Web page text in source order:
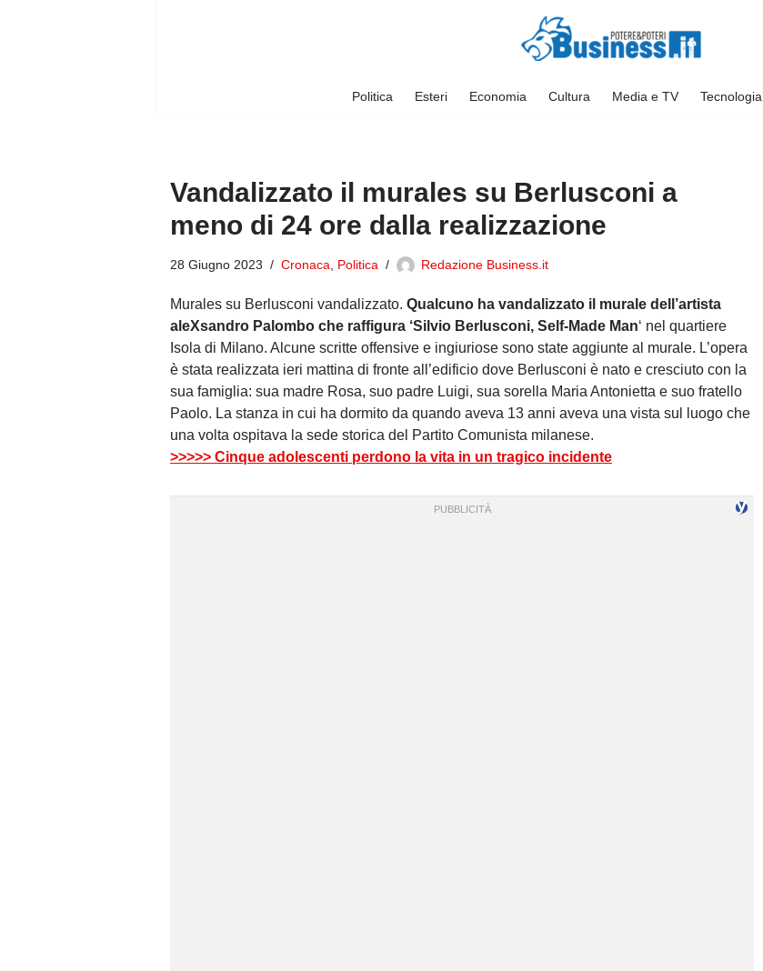
Politica Esteri Economia Cultura Media e TV Tecnologia
Vandalizzato il murales su Berlusconi a
meno di 24 ore dalla realizzazione
28 Giugno 2023 Cronaca Politica Redazione Business.it
Murales su Berlusconi vandalizzato. Qualcuno ha vandalizzato il murale dell’artista
aleXsandro Palombo che raffigura ‘Silvio Berlusconi, Self-Made Man‘ nel quartiere
Isola di Milano. Alcune scritte offensive e ingiuriose sono state aggiunte al murale. L’opera
è stata realizzata ieri mattina di fronte all’edificio dove Berlusconi è nato e cresciuto con la
sua famiglia: sua madre Rosa, suo padre Luigi, sua sorella Maria Antonietta e suo fratello
Paolo. La stanza in cui ha dormito da quando aveva 13 anni aveva una vista sul luogo che
una volta ospitava la sede storica del Partito Comunista milanese.
>>>>> Cinque adolescenti perdono la vita in un tragico incidente